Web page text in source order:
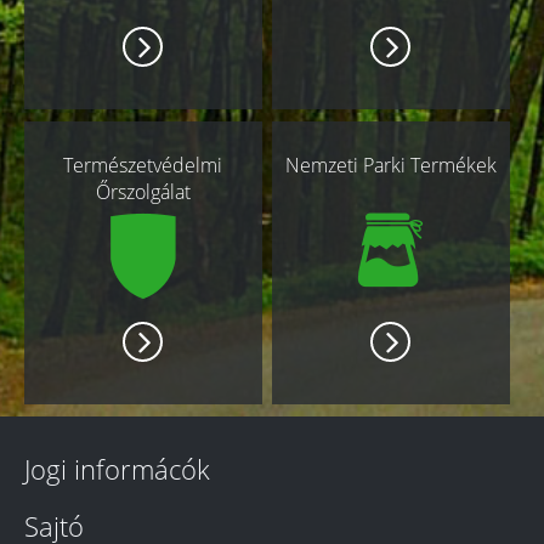
Természetvédelmi
Őrszolgálat
Nemzeti Parki Termékek
Jogi informácók
Sajtó